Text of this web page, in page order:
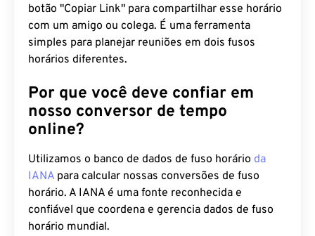
botão "Copiar Link" para compartilhar esse horário
com um amigo ou colega. É uma ferramenta
simples para planejar reuniões em dois fusos
horários diferentes.
Por que você deve confiar em
nosso conversor de tempo
online?
Utilizamos o banco de dados de fuso horário da
IANA para calcular nossas conversões de fuso
horário. A IANA é uma fonte reconhecida e
confiável que coordena e gerencia dados de fuso
horário mundial.